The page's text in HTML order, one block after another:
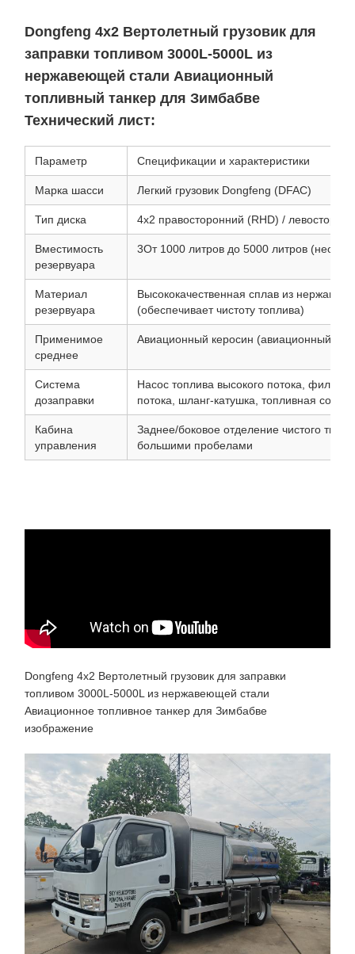
Dongfeng 4x2 Вертолетный грузовик для
заправки топливом 3000L-5000L из
нержавеющей стали Авиационный
топливный танкер для Зимбабве
Технический лист:
Параметр Спецификации и характеристики
Марка шасси Легкий грузовик Dongfeng (DFAC)
Тип диска 4x2 правосторонний (RHD) /
Вместимость
резервуара
3От 1000 литров до 5000 литров
Материал
резервуара
Высококачественная сплав из
(обеспечивает чистоту топлива)
Применимое
среднее
Авиационный керосин (авиационный А-
Система
дозаправки
Насос топлива высокого потока, фильтр-
потока, шланг-катушка, топливная сосна
Кабина
управления
Заднее/боковое отделение чистого
большими пробелами
Dongfeng 4x2 Вертолетный грузовик для заправки
топливом 3000L-5000L из нержавеющей стали
Авиационное топливное танкер для Зимбабве
изображение